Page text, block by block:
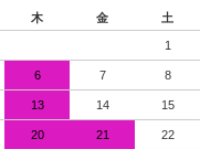
木 金 土
1
6 7 8
13 14 15
20 21 22